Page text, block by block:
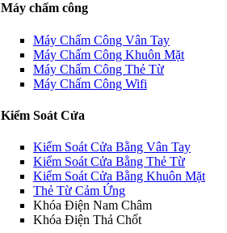
Máy chấm công
Máy Chấm Công Vân Tay
Máy Chấm Công Khuôn Mặt
Máy Chấm Công Thẻ Từ
Máy Chấm Công Wifi
Kiểm Soát Cửa
Kiểm Soát Cửa Bằng Vân Tay
Kiểm Soát Cửa Bằng Thẻ Từ
Kiểm Soát Cửa Bằng Khuôn Mặt
Thẻ Từ Cảm Ứng
Khóa Điện Nam Châm
Khóa Điện Thả Chốt